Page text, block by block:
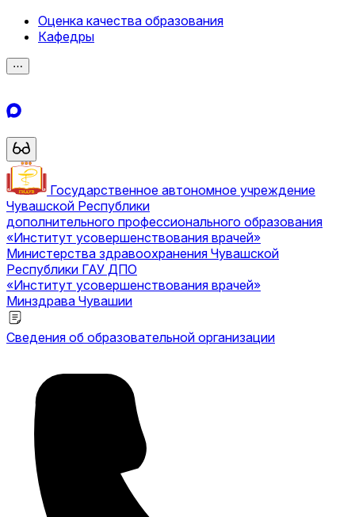
Оценка качества образования
Кафедры
⋯
Государственное автономное учреждение
Чувашской Республики
дополнительного профессионального образования
«Институт усовершенствования врачей»
Министерства здравоохранения Чувашской
Республики ГАУ ДПО
«Институт усовершенствования врачей»
Минздрава Чувашии
Сведения об образовательной организации